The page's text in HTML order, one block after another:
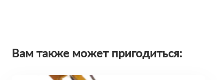
Вам также может пригодиться: